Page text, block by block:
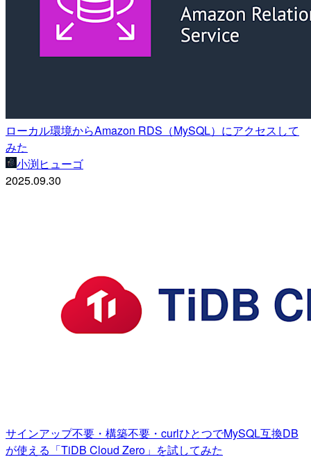
ローカル環境からAmazon RDS（MySQL）にアクセスして
みた
小渕ヒューゴ
2025.09.30
サインアップ不要・構築不要・curlひとつでMySQL互換DB
が使える「TiDB Cloud Zero」を試してみた